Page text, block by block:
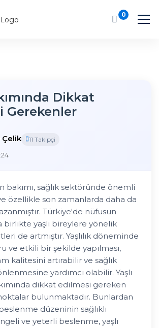
0
Dikkat
Gerekenler
11 Takipçi
bakımı, sağlık sektöründe önemli
özellikle son zamanlarda daha da
Türkiye'de nüfusun
birlikte yaşlı bireylere yönelik
de artmıştır. Yaşlılık döneminde
ve etkili bir şekilde yapılması,
kalitesini artırabilir ve sağlık
yardımcı olabilir. Yaşlı
dikkat edilmesi gereken
bulunmaktadır. Bunlardan
beslenme düzeninin sağlıklı
ve yeterli beslenme, yaşlı